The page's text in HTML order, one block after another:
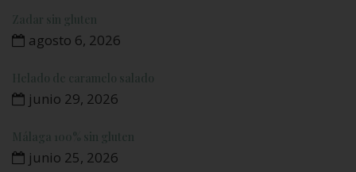
Zadar sin gluten
agosto 6, 2026
Helado de caramelo salado
junio 29, 2026
Málaga 100% sin gluten
junio 25, 2026